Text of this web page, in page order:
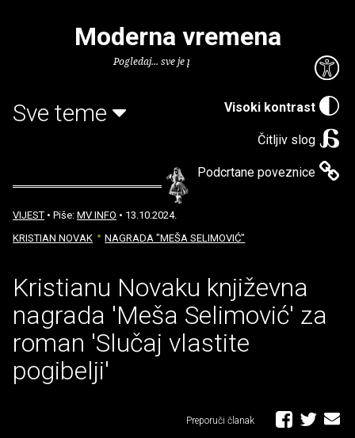
Visoki kontrast
Čitljiv slog
Podcrtane poveznice
Moderna vremena
Pogledaj... sve je puno knjiga.
Sve teme
VIJEST • Piše: MV INFO • 13.10.2024.
KRISTIAN NOVAK
NAGRADA "MEŠA SELIMOVIĆ"
Kristianu Novaku književna
nagrada 'Meša Selimović' za
roman 'Slučaj vlastite
pogibelji'
Preporuči članak